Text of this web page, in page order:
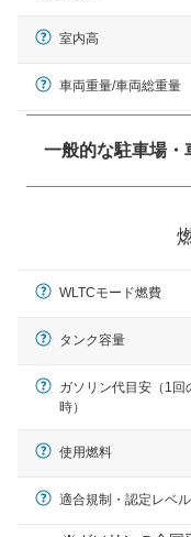
室内高
車両重量/車両総重量
一般的な駐車場・
× 長さ 5,000mm 車
WLTCモード燃費
タンク容量
ガソリン代目安（1回
時）
使用燃料
適合規制・認定レベ